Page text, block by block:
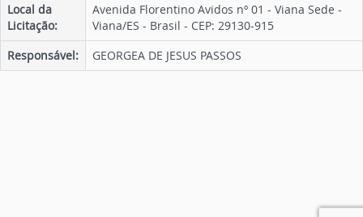
Local da
Licitação:
Avenida Florentino Avidos nº 01 - Viana Sede -
Viana/ES - Brasil - CEP: 29130-915
Responsável:
GEORGEA DE JESUS PASSOS